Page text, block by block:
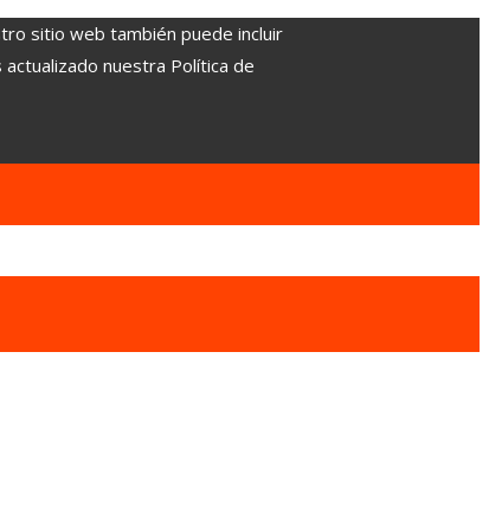
sitio web también puede incluir
nuestra Política de